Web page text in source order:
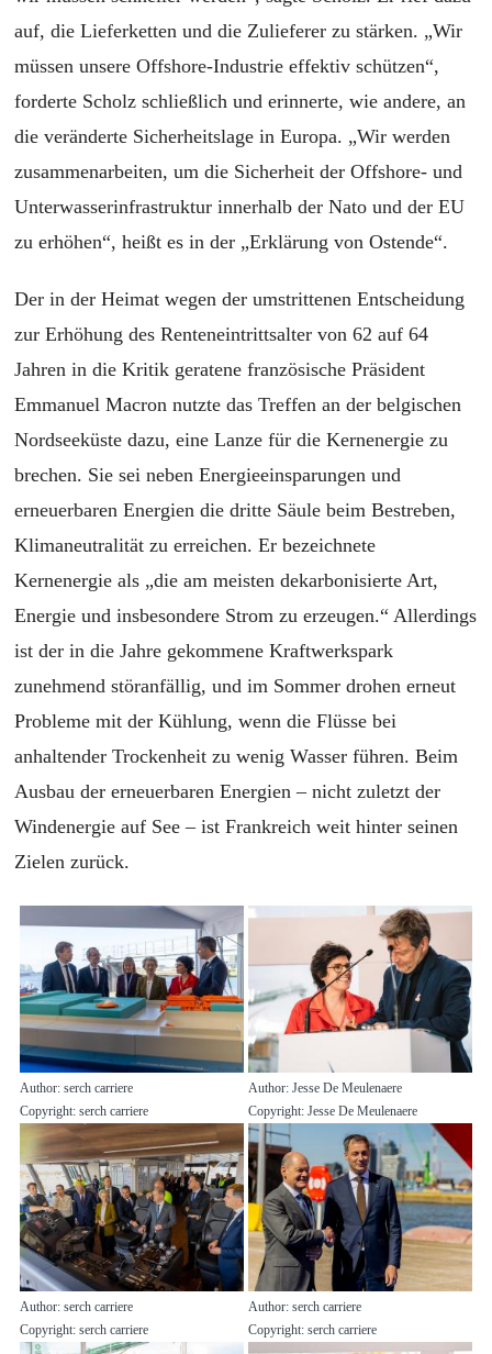
auf, die Lieferketten und die Zulieferer zu stärken. „Wir
müssen unsere Offshore-Industrie effektiv schützen“,
forderte Scholz schließlich und erinnerte, wie andere, an
die veränderte Sicherheitslage in Europa. „Wir werden
zusammenarbeiten, um die Sicherheit der Offshore- und
Unterwasserinfrastruktur innerhalb der Nato und der EU
zu erhöhen“, heißt es in der „Erklärung von Ostende“.
Der in der Heimat wegen der umstrittenen Entscheidung
zur Erhöhung des Renteneintrittsalter von 62 auf 64
Jahren in die Kritik geratene französische Präsident
Emmanuel Macron nutzte das Treffen an der belgischen
Nordseeküste dazu, eine Lanze für die Kernenergie zu
brechen. Sie sei neben Energieeinsparungen und
erneuerbaren Energien die dritte Säule beim Bestreben,
Klimaneutralität zu erreichen. Er bezeichnete
Kernenergie als „die am meisten dekarbonisierte Art,
Energie und insbesondere Strom zu erzeugen.“ Allerdings
ist der in die Jahre gekommene Kraftwerkspark
zunehmend störanfällig, und im Sommer drohen erneut
Probleme mit der Kühlung, wenn die Flüsse bei
anhaltender Trockenheit zu wenig Wasser führen. Beim
Ausbau der erneuerbaren Energien – nicht zuletzt der
Windenergie auf See – ist Frankreich weit hinter seinen
Zielen zurück.
Author: serch carriere
Copyright: serch carriere
Author: Jesse De Meulenaere
Copyright: Jesse De Meulenaere
Author: serch carriere
Copyright: serch carriere
Author: serch carriere
Copyright: serch carriere